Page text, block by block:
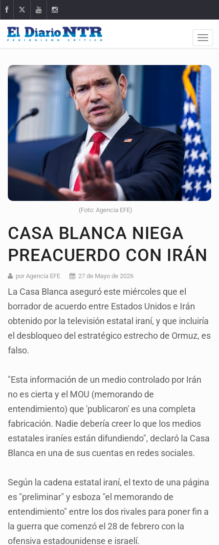
(Foto: Agencia EFE)
CASA BLANCA NIEGA
PREACUERDO CON IRÁN
por Agencia EFE 27 de Mayo de 2026
La Casa Blanca aseguró este miércoles que el
borrador de acuerdo entre Estados Unidos e Irán
obtenido por la televisión estatal iraní, y que incluiría
el desbloqueo del estratégico estrecho de Ormuz, es
falso.
"Esta información de un medio controlado por Irán
no es cierta y el MOU (memorando de
entendimiento) que 'publicaron' es una completa
fabricación. Nadie debería creer lo que los medios
estatales iraníes están difundiendo", declaró la Casa
Blanca en una de sus cuentas en redes sociales.
Según la cadena estatal iraní, el texto de una página
es "preliminar" y esboza "el memorando de
entendimiento" entre los dos rivales para poner fin a
la guerra que comenzó el 28 de febrero con la
ofensiva estadounidense e israelí.